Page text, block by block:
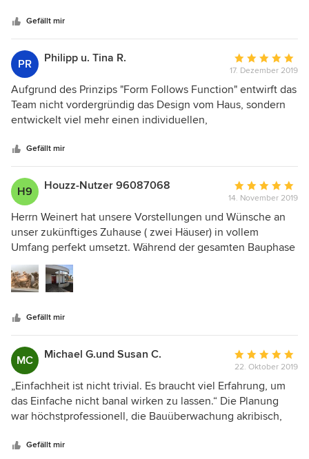
umgesetzt werden. Herr Weinert war immer zur Stelle,
wenn wir einen Rat brauchten und konnte mit seinem
großen Fachwissen und kreativen Lösungen punkten. Dank
ihm und sein Team konnte unser Traum vom Haus war
werden. Dafür wollen wir noch einmal DANKE sagen.
Gefällt mir
PR Philipp u. Tina R.
Bewertung:
5
von
17. Dezember 2019
Aufgrund des Prinzips "Form Follows Function" entwirft das
Team nicht vordergründig das Design vom Haus, sondern
entwickelt viel mehr einen individuellen,
Grundriss, auf Basis dessen das Haus mit der
(wunderschönen) Handschrift des Architekten und den
eigenen Wünschen designet wird. Durch die
leidenschaftliche und penible Akribie, das hohe Maß an
Fachwissen, sowie die Kundenorientiertheit des gesamten
Teams haben wir uns immer sehr geborgen gefühlt, sowie
unser Hauptziel erreicht: "unser individuelles Traumhaus".
Vielen Dank für die Zusammenarbeit und definitiv gerne
wieder.
Gefällt mir
H9 Houzz-Nutzer 96087068
Bewertung:
5
von
5
14. November 2019
Herrn Weinert hat unsere Vorstellungen und Wünsche an
unser zukünftiges Zuhause ( zwei Häuser) in vollem
Umfang perfekt umsetzt. Während der gesamten Bauphase
war er für uns ein verlässlicher Partner. Er informierte und
beriet uns in allen Details ausführlich und sehr
professionell. Wir können Herrn Weinert uneingeschränkt
nur mit ihm gebaut. Karin Walcher Theresia und Felix
Walcher
Gefällt mir
MC Michael G.und Susan C.
Bewertung:
5
von
5
22. Oktober 2019
„Einfachheit ist nicht trivial. Es braucht viel Erfahrung, um
das Einfache nicht banal wirken zu lassen.“ Die Planung
war höchstprofessionell, die Bauüberwachung akribisch,
und funktional ist unser Bauprojekt sehr gelungen.
Gefällt mir